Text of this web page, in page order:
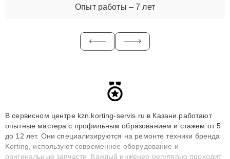
Опыт работы – 7 лет
В сервисном центре kzn.korting-servis.ru в Казани работают
опытные мастера с профильным образованием и стажем от 5
до 12 лет. Они специализируются на ремонте техники бренда
Korting, используют современное оборудование и
оригинальные запчасти. Каждый инженер регулярно проходит